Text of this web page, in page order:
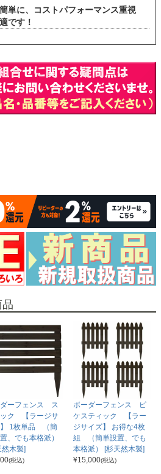
単に、コストパフォーマンス重視
です！
ーフェンス ス
ック 【ラージサ
】 1枚単品 （簡
、でも本格派）
然木製]
(税込)
ボーダーフェンス ピ
ケスティック 【ラー
ジサイズ】 お得な4枚
組 （簡単設置、でも
本格派） [杉天然木製]
¥15,000(税込)